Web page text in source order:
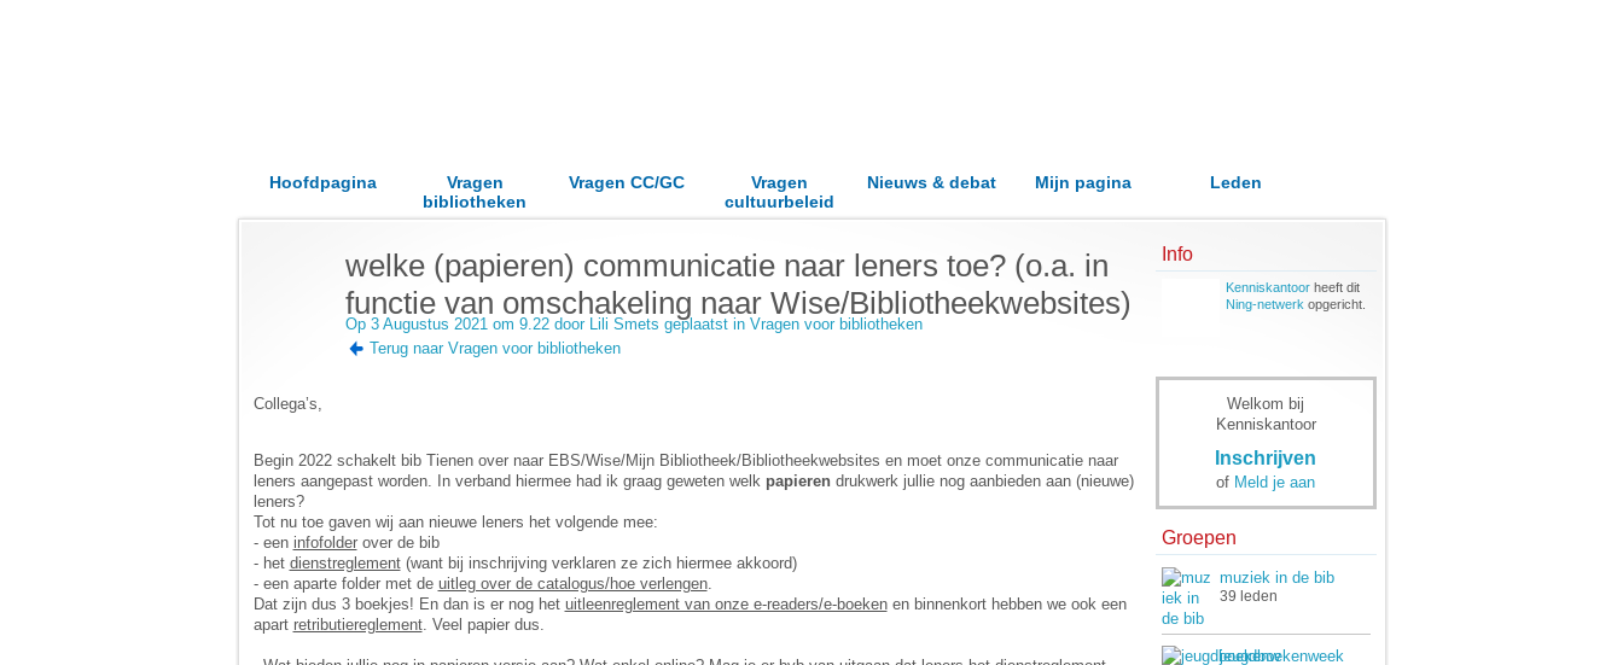
Hoofdpagina
Vragen
bibliotheken
Vragen CC/GC
Vragen
cultuurbeleid
Nieuws & debat Mijn pagina Leden
welke (papieren) communicatie naar leners toe? (o.a. in
functie van omschakeling naar Wise/Bibliotheekwebsites)
Op 3 Augustus 2021 om 9.22 door Lili Smets geplaatst in Vragen voor bibliotheken
Terug naar Vragen voor bibliotheken
Collega’s,
Begin 2022 schakelt bib Tienen over naar EBS/Wise/Mijn Bibliotheek/Bibliotheekwebsites en moet onze communicatie naar
leners aangepast worden. In verband hiermee had ik graag geweten welk papierendrukwerk jullie nog aanbieden aan (nieuwe)
leners?
Tot nu toe gaven wij aan nieuwe leners het volgende mee:
- een infofolderover de bib
- het dienstreglement(want bij inschrijving verklaren ze zich hiermee akkoord)
- een aparte folder met de uitleg over de catalogus/hoe verlengen.
Dat zijn dus 3 boekjes! En dan is er nog het uitleenreglement van onze e-readers/e-boekenen binnenkort hebben we ook een
apart retributiereglement. Veel papier dus.
Info
Kenniskantoorheeft dit
Ning-netwerk opgericht.
Welkom bij
Kenniskantoor
Inschrijven
of Meld je aan
Groepen
muziek in de bib
39 leden
jeugdboekenweek